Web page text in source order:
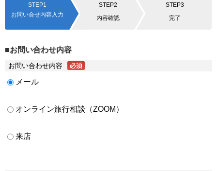
STEP1
お問い合せ内容入力
STEP2
内容確認
STEP3
完了
■お問い合わせ内容
お問い合わせ内容
メール
オンライン旅行相談（ZOOM）
来店